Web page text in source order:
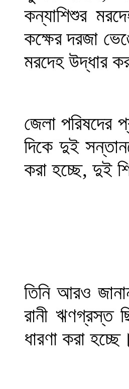
কন্যাশিশুর
কক্ষের দরজা
মরদেহ উদ্ধার
জেলা পরিষদের
দিকে দুই
করা হচ্ছে, দুই
তিনি আরও
রানী ঋণগ্রস্ত
ধারণা করা হচ্ছে।